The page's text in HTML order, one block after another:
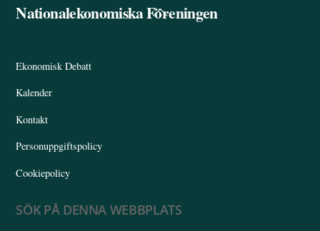
Back
Nationalekonomiska Föreningen
Ekonomisk Debatt
Kalender
Kontakt
Personuppgiftspolicy
Cookiepolicy
SÖK PÅ DENNA WEBBPLATS